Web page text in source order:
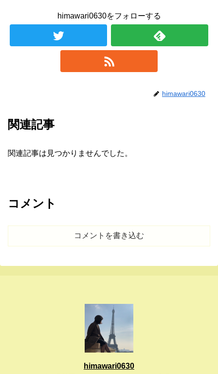
himawari0630をフォローする
himawari0630
関連記事
関連記事は見つかりませんでした。
コメント
コメントを書き込む
himawari0630